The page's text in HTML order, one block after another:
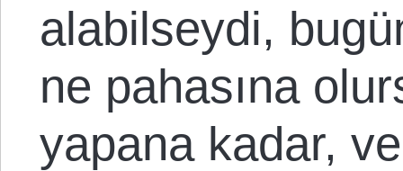
alabilseydi,
ne pahasına
yapana kadar,